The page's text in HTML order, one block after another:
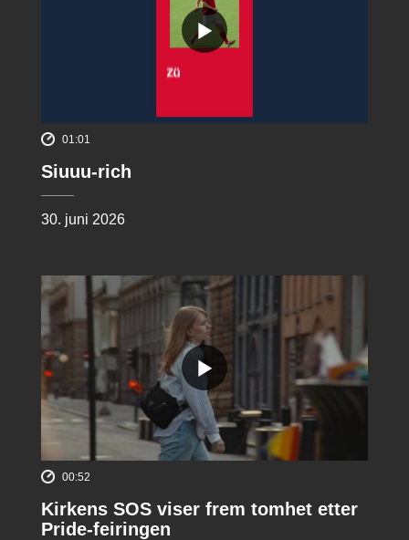
01:01
Siuuu-rich
30. juni 2026
00:52
Kirkens SOS viser frem tomhet etter
Pride-feiringen